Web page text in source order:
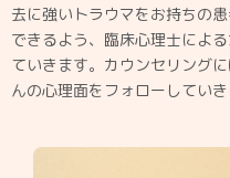
去に強いトラウマをお持ちの
できるよう、臨床心理士によ
ていきます。カウンセリング
んの心理面をフォローしていき